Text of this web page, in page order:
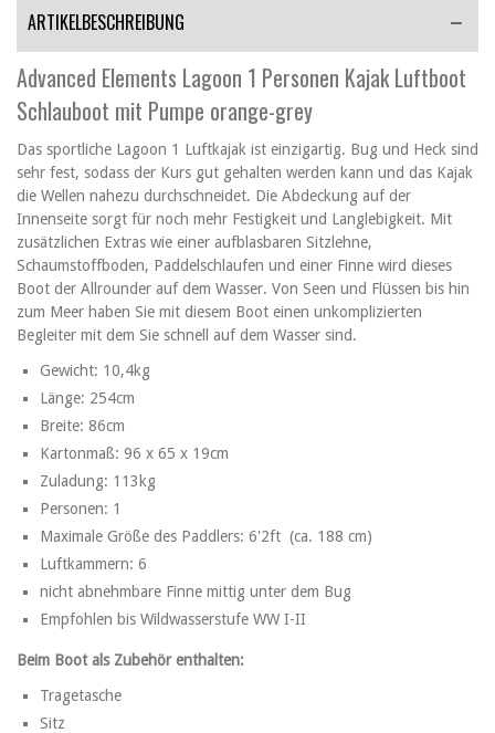
ARTIKELBESCHREIBUNG
Advanced Elements Lagoon 1 Personen Kajak Luftboot
Schlauboot mit Pumpe orange-grey
Das sportliche Lagoon 1 Luftkajak ist einzigartig. Bug und Heck sind
sehr fest, sodass der Kurs gut gehalten werden kann und das Kajak
die Wellen nahezu durchschneidet. Die Abdeckung auf der
Innenseite sorgt für noch mehr Festigkeit und Langlebigkeit. Mit
zusätzlichen Extras wie einer aufblasbaren Sitzlehne,
Schaumstoffboden, Paddelschlaufen und einer Finne wird dieses
Boot der Allrounder auf dem Wasser. Von Seen und Flüssen bis hin
zum Meer haben Sie mit diesem Boot einen unkomplizierten
Begleiter mit dem Sie schnell auf dem Wasser sind.
Gewicht: 10,4kg
Länge: 254cm
Breite: 86cm
Kartonmaß: 96 x 65 x 19cm
Zuladung: 113kg
Personen: 1
Maximale Größe des Paddlers: 6'2ft (ca. 188 cm)
Luftkammern: 6
nicht abnehmbare Finne mittig unter dem Bug
Empfohlen bis Wildwasserstufe WW I-II
Beim Boot als Zubehör enthalten:
Tragetasche
Sitz